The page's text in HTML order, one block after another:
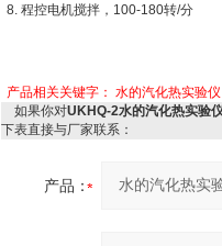
8. 程控电机搅拌，100-180转/分
产品相关关键字： 水的汽化热实验仪
如果你对UKHQ-2水的汽化热实验
下表直接与厂家联系：
产品：